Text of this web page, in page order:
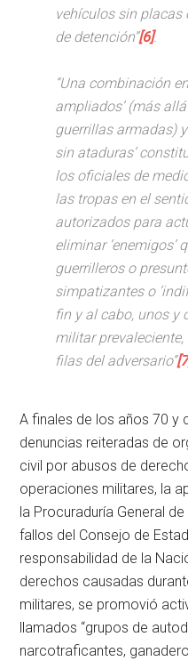
vehículos sin placas
de detención”[6].
“Una combinación
ampliados’ (más
guerrillas armadas)
sin ataduras’
los oficiales de
las tropas en el
autorizados para
eliminar ‘enemigos’
guerrilleros o
simpatizantes o
fin y al cabo, unos y
militar
filas del adversario”
A finales de los años 70 y
denuncias reiteradas de
civil por abusos de
operaciones militares, la
la Procuraduría General
fallos del Consejo de
responsabilidad de la
derechos causadas
militares, se promovió
llamados “grupos de
narcotraficantes,